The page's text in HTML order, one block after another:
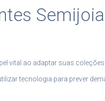
vital ao adaptar suas
tecnologia para prever